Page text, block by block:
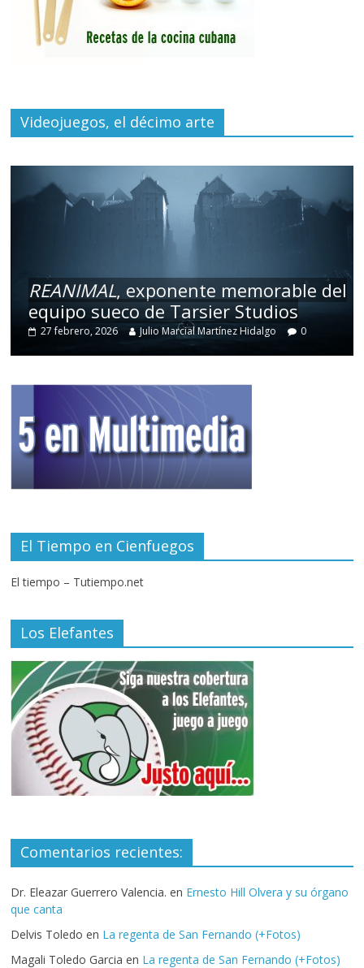
Videojuegos, el décimo arte
REANIMAL, exponente memorable del
equipo sueco de Tarsier Studios
27 febrero, 2026 Julio Marcial Martínez Hidalgo 0
El Tiempo en Cienfuegos
El tiempo – Tutiempo.net
Los Elefantes
Comentarios recientes:
Dr. Eleazar Guerrero Valencia. en Ernesto Hill Olvera y su órgano
que canta
Delvis Toledo en La regenta de San Fernando (+Fotos)
Magali Toledo Garcia en La regenta de San Fernando (+Fotos)